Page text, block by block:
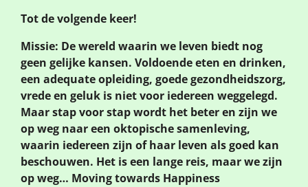
Tot de volgende keer!
Missie: De wereld waarin we leven biedt nog
geen gelijke kansen. Voldoende eten en drinken,
een adequate opleiding, goede gezondheidszorg,
vrede en geluk is niet voor iedereen weggelegd.
Maar stap voor stap wordt het beter en zijn we
op weg naar een oktopische samenleving,
waarin iedereen zijn of haar leven als goed kan
beschouwen. Het is een lange reis, maar we zijn
op weg… Moving towards Happiness